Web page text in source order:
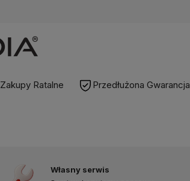
Zakupy Ratalne Przedłużona Gwarancja
Własny serwis